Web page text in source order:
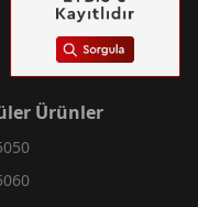
Ürünler